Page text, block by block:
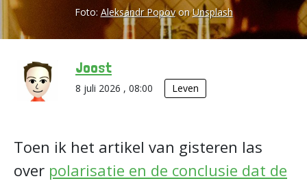
Foto: Aleksandr PopovonUnsplash
Joost
8 juli 2026 , 08:00 Leven
Toen ik het artikel van gisteren las
over polarisatie en de conclusie dat de